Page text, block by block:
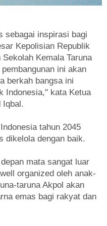
sebagai inspirasi bagi
Kepolisian Republik
Sekolah Kemala Taruna
ini akan
berkah bangsa ini
Indonesia," kata Ketua
Iqbal.
tahun 2045
dikelola dengan baik.
mata sangat luar
organized oleh anak-
taruna Akpol akan
emas bagi rakyat dan